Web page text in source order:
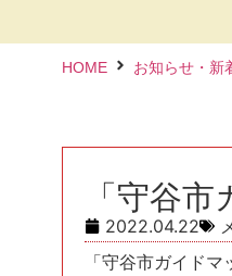
HOME お知らせ・新
「守谷
2022.04.22
「守谷市ガイド